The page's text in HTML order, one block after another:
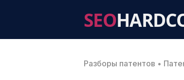
SEO
Разборы патентов •